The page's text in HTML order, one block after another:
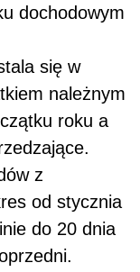
dochodowym
się w
należnym
roku a
z
od stycznia
do 20 dnia